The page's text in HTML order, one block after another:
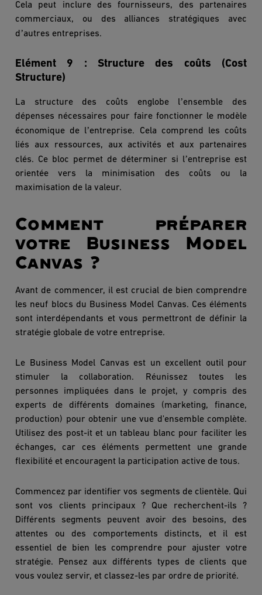
Cela peut inclure des fournisseurs, des partenaires
commerciaux, ou des alliances stratégiques avec
d’autres entreprises.
Elément 9 : Structure des coûts (Cost
Structure)
La structure des coûts englobe l’ensemble des
dépenses nécessaires pour faire fonctionner le mod èle
économique de l’entreprise. Cela comprend les coûts
liés aux ressources, aux activités et aux partenaires
clés. Ce bloc permet de déterminer si l’entreprise est
orientée vers la minimisation des coûts ou la
maximisation de la valeur.
Comment préparer
votre Business Model
Canvas ?
Avant de commencer, il est crucial de bien comprendre
les neuf blocs du Business Model Canvas. Ces éléments
sont interdépendants et vous permettront de définir la
stratégie globale de votre entreprise.
Le Business Model Canvas est un excellent outil pour
stimuler la collaboration. Réunissez toutes les
personnes impliquées dans le projet, y compris des
experts de différents domaines (marketing, finance,
production) pour obtenir une vue d'ensemble complète.
Utilisez des post-it et un tableau blanc pour faciliter les
échanges, car ces éléments permettent une grande
flexibilité et encouragent la participation active de tous.
Commencez par identifier vos segments de clientèle. Qui
sont vos clients principaux ? Que recherchent-ils ?
Différents segments peuvent avoir des besoins, des
attentes ou des comportements distincts, et il est
essentiel de bien les comprendre pour ajuster votre
stratégie. Pensez aux différents types de clients que
vous voulez servir, et classez-les par ordre de priorité.